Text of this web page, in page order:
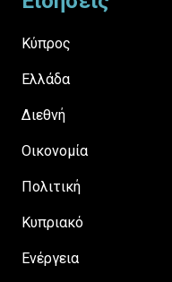
Κύπρος
Ελλάδα
Διεθνή
Οικονομία
Πολιτική
Κυπριακό
Ενέργεια